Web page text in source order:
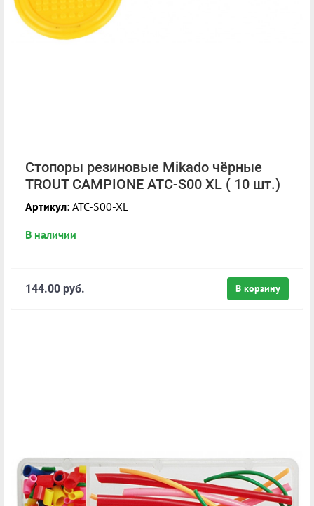
Стопоры резиновые Mikado чёрные
TROUT CAMPIONE ATC-S00 XL ( 10 шт.)
Артикул: ATC-S00-XL
В наличии
В корзину
144.00 руб.